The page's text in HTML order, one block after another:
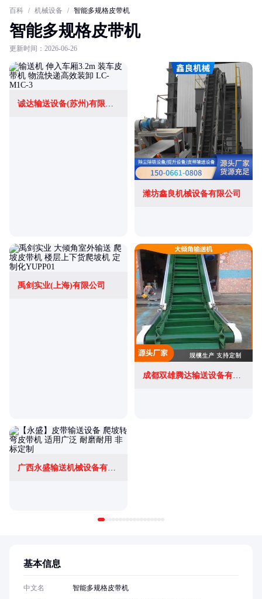
百科 / 机械设备 / 智能多规格皮带机
智能多规格皮带机
更新时间：2026-06-26
诚达输送设备(苏州)有限公司
潍坊鑫良机械设备有限公司
禹剑实业(上海)有限公司
成都双雄腾达输送设备有限公司
基本信息
中文名
智能多规格皮带机